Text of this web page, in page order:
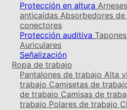
Protección en altura Arneses
anticaídas Absorbedores de
conectores
Protección auditiva
Auriculares
Señalización
Ropa de trabajo
Pantalones de trabajo Alta
trabajo Camisetas de
de trabajo Camisas de
trabajo Polares de trabajo